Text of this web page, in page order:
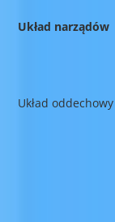
Układ narządów
Układ oddechowy